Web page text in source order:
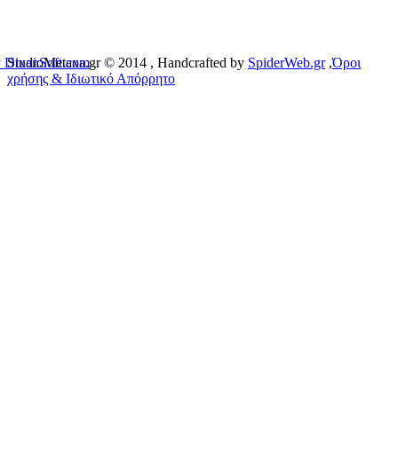
StudioMetaxa.gr © 2014 , Handcrafted by SpiderWeb.gr
DixanSoft.com ,Όροι
χρήσης & Ιδιωτικό Απόρρητο